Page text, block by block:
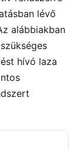
lévő
alábbiakban
hívó laza